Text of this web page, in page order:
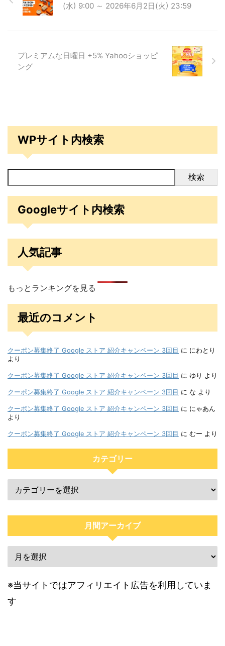
(水) 9:00 ～ 2026年6月2日(火) 23:59
プレミアムな日曜日 +5% Yahooショッピ
ング
WPサイト内検索
検索
Googleサイト内検索
人気記事
もっとランキングを見る
最近のコメント
クーポン募集終了 Google ストア 紹介キャンペーン 3回目 に にわとり
より
クーポン募集終了 Google ストア 紹介キャンペーン 3回目 に ゆり より
クーポン募集終了 Google ストア 紹介キャンペーン 3回目 に な より
クーポン募集終了 Google ストア 紹介キャンペーン 3回目 に にゃあん
より
クーポン募集終了 Google ストア 紹介キャンペーン 3回目 に むー より
カテゴリー
月間アーカイブ
※当サイトではアフィリエイト広告を利用していま
す